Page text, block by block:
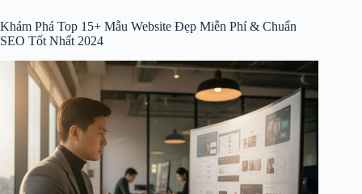
Khám Phá Top 15+ Mẫu Website Đẹp Miễn Phí & Chuẩn
SEO Tốt Nhất 2024